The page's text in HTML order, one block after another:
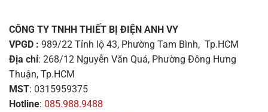
CÔNG TY TNHH THIẾT BỊ ĐIỆN ANH VY
VPGD : 989/22 Tỉnh lộ 43, Phường Tam Bình, Tp.HCM
Địa chỉ: 268/12 Nguyễn Văn Quá, Phường Đông Hưng
Thuận, Tp.HCM
MST: 0315959375
Hotline: 085.988.9488